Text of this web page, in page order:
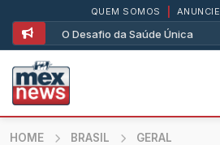
O Desafio da Saúde Única
QUEM SOMOS ANUNCIE
HOME BRASIL GERAL